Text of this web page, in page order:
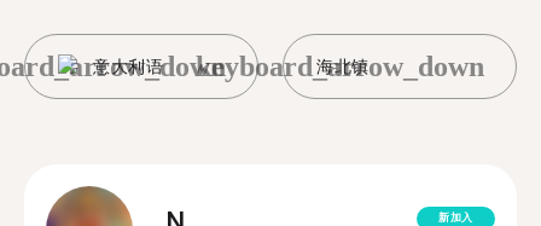
意大利语 海北镇
keyboard_arrow_down
新加入